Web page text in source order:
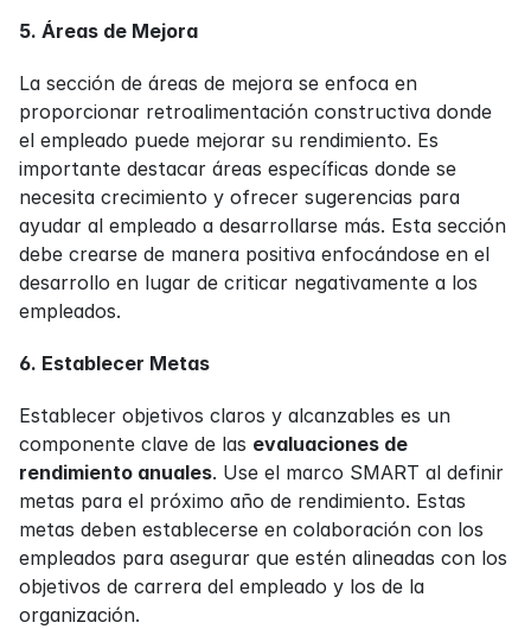
5. Áreas de Mejora
La sección de áreas de mejora se enfoca en
proporcionar retroalimentación constructiva donde
el empleado puede mejorar su rendimiento. Es
importante destacar áreas específicas donde se
necesita crecimiento y ofrecer sugerencias para
ayudar al empleado a desarrollarse más. Esta sección
debe crearse de manera positiva enfocándose en el
desarrollo en lugar de criticar negativamente a los
empleados.
6. Establecer Metas
Establecer objetivos claros y alcanzables es un
componente clave de las evaluaciones de
rendimiento anuales. Use el marco SMART al definir
metas para el próximo año de rendimiento. Estas
metas deben establecerse en colaboración con los
empleados para asegurar que estén alineadas con los
objetivos de carrera del empleado y los de la
organización.